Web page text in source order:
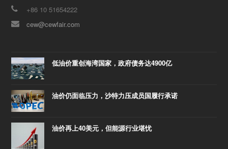
+86 10 51654222
cew@cewfair.com
低油价重创海湾国家，政府债务达4900亿
油价仍面临压力，沙特力压成员国履行承诺
油价再上40美元，但能源行业堪忧